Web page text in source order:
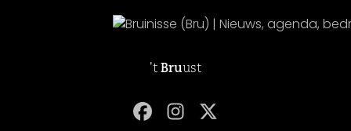
't Bruust